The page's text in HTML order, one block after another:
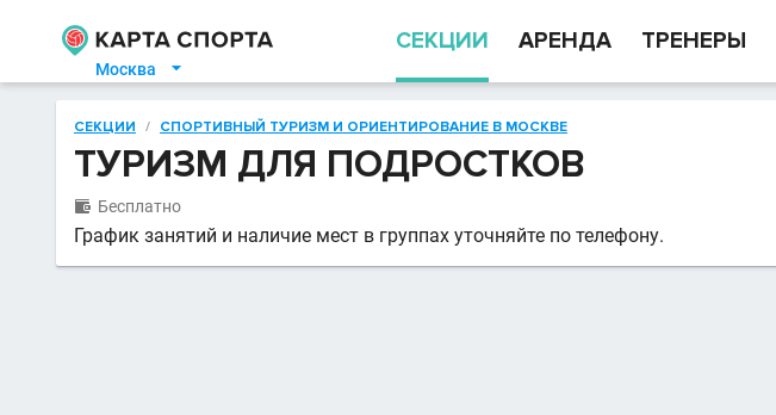
Москва 
СЕКЦИИ АРЕНДА ТРЕНЕРЫ
СЕКЦИИ / СПОРТИВНЫЙ ТУРИЗМ И ОРИЕНТИРОВАНИЕ В МОСКВЕ
ТУРИЗМ ДЛЯ ПОДРОСТКОВ
 Бесплатно
График занятий и наличие мест в группах уточняйте по телефону.